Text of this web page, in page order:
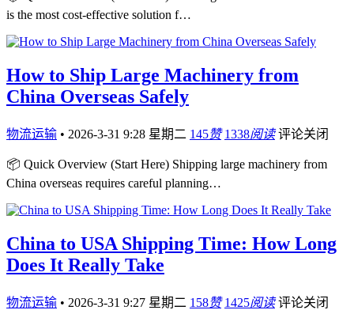
is the most cost-effective solution f…
How to Ship Large Machinery from
China Overseas Safely
物流运输 • 2026-3-31 9:28 星期二 145赞 1338阅读 评论关闭
📦 Quick Overview (Start Here) Shipping large machinery from
China overseas requires careful planning…
China to USA Shipping Time: How Long
Does It Really Take
物流运输 • 2026-3-31 9:27 星期二 158赞 1425阅读 评论关闭